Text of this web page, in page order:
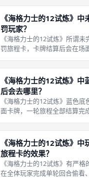
指示物、场上积累大量黄色试
发生变更，这是固定底层机制
《海格力士的12试炼》
罚玩家？
《海格力士的12试炼》所谓
罚旅程卡，卡牌结算后会在场
家，同步服务赫拉背叛阵营两
程无豁免、无清除渠道，直到
《海格力士的12试炼》
后会去哪里？
《海格力士的12试炼》蓝色
面卡牌，一轮旅程全部结算完
共旅程牌堆的中间夹层区域，
部的黄色卡，这套差异化回收
《海格力士的12试炼》
旅程卡的效果？
《海格力士的12试炼》有严
在全体玩家完成单轮回合偷看